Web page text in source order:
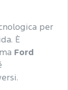
per
È
Ford